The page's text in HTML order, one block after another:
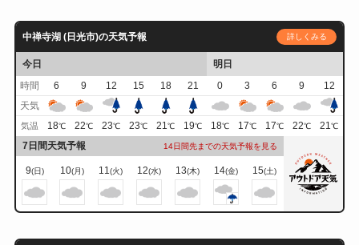
中禅寺湖 (日光市)の天気予報 詳しくみる
今日
明日
時間
6 9 12 15 18 21 0 3 6 9
12
天気
気温 18℃ 22℃ 23℃ 23℃ 21℃ 19℃ 18℃ 17℃ 17℃ 22℃ 21℃
7日間天気予報 14日間先までの天気予報を見る
9(日) 10(月) 11(火) 12(水) 13(木) 14(金) 15(土)